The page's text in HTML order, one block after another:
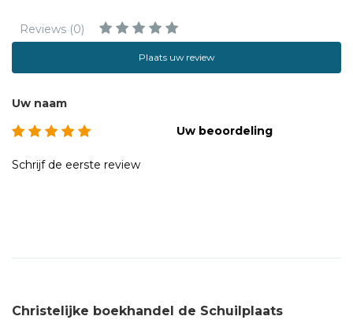
Reviews (0)
Plaats uw review
Uw naam
Uw beoordeling
Schrijf de eerste review
Christelijke boekhandel de Schuilplaats